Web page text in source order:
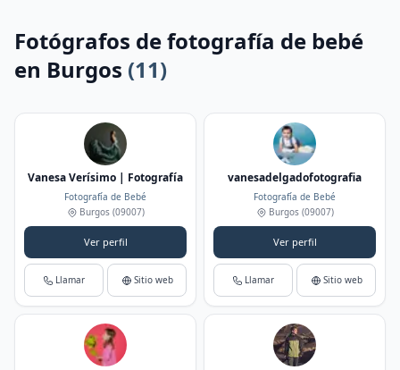
Fotógrafos de fotografía de bebé
en Burgos (11)
Vanesa Verísimo | Fotografía
Fotografía de Bebé
Burgos(09007)
Ver perfil
Llamar Sitio web
vanesadelgadofotografia
Fotografía de Bebé
Burgos(09007)
Ver perfil
Llamar Sitio web